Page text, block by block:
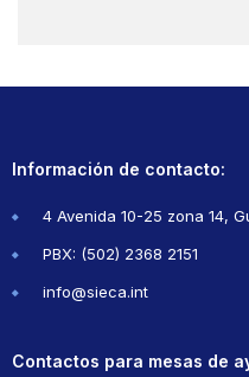
Información de contacto:
4 Avenida 10-25 zona 14,
PBX: (502) 2368 2151
info@sieca.int
Contactos para mesas de